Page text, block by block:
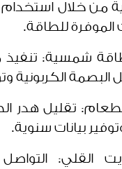
من خلال
الموفرة للطاقة.
شمسية: تنفيذ
البصمة الكربونية
تقليل هدر
بيانات سنوية.
القلي: